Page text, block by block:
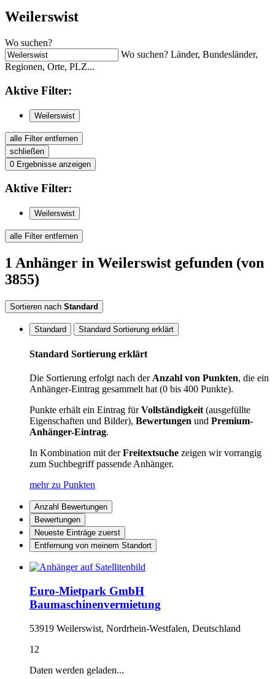
Weilerswist
Wo suchen?
Wo suchen? Länder, Bundesländer,
Regionen, Orte, PLZ...
Aktive Filter:
Weilerswist
alle Filter entfernen
schließen
0 Ergebnisse anzeigen
Aktive Filter:
Weilerswist
alle Filter entfernen
1 Anhänger in Weilerswist gefunden (von
3855)
Sortieren nach Standard
Standard Standard Sortierung erklärt
Standard Sortierung erklärt
Die Sortierung erfolgt nach derAnzahl von Punkten, die ein
Anhänger-Eintrag gesammelt hat (0 bis 400 Punkte).
Punkte erhält ein Eintrag fürVollständigkeit(ausgefüllte
Eigenschaften und Bilder), Bewertungen und Premium-
Anhänger-Eintrag.
In Kombination mit derFreitextsuche zeigen wir vorrangig
zum Suchbegriff passende Anhänger.
mehr zu Punkten
Anzahl Bewertungen
Bewertungen
Neueste Einträge zuerst
Entfernung von meinem Standort
Euro-Mietpark GmbH
Baumaschinenvermietung
53919 Weilerswist, Nordrhein-Westfalen, Deutschland
12
Daten werden geladen...